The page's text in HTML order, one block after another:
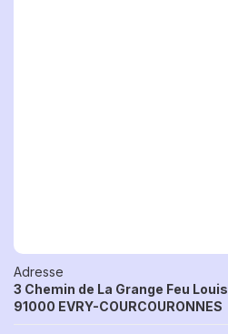
Adresse
3 Chemin de La Grange Feu Louis
91000 EVRY-COURCOURONNES